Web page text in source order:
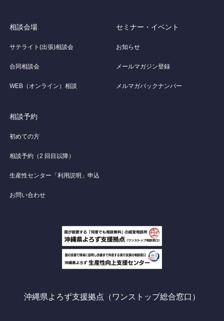
相談会場
サテライト(出張)相談会
合同相談会
WEB（オンライン）相談
セミナー・イベント
お知らせ
メールマガジン登録
メルマガバックナンバー
相談予約
初めての方
相談予約（2 回目以降）
生産性センター「利用説明」申込
お問い合わせ
沖縄県よろず支援拠点（ワンストップ総合窓口）